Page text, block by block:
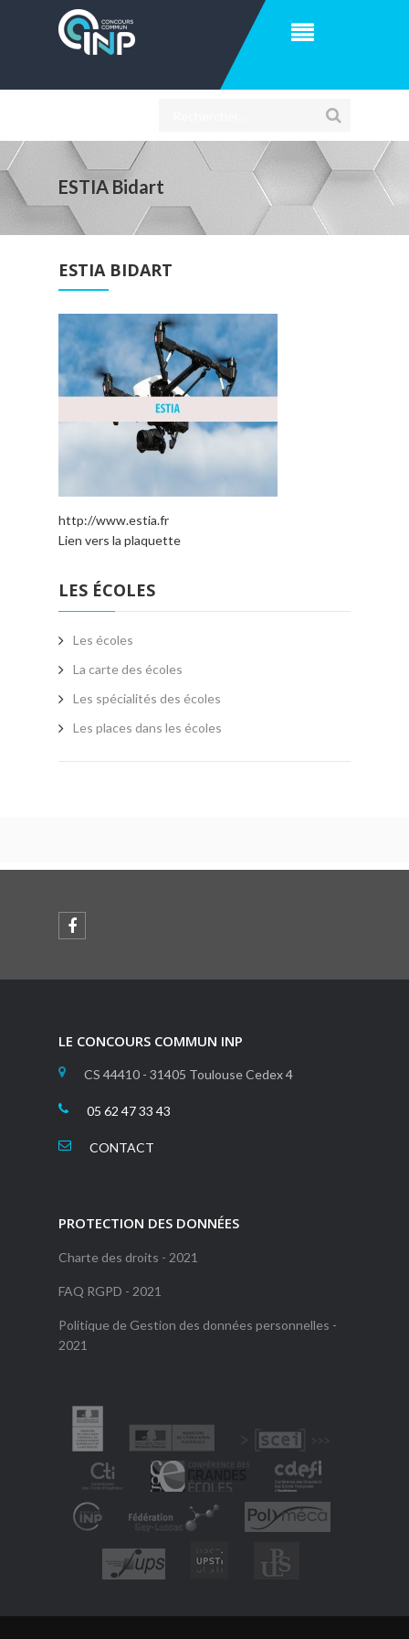
ESTIA Bidart
ESTIA BIDART
http://www.estia.fr
Lien vers la plaquette
LES ÉCOLES
Les écoles
La carte des écoles
Les spécialités des écoles
Les places dans les écoles
LE CONCOURS COMMUN INP
CS 44410 - 31405 Toulouse Cedex 4
05 62 47 33 43
CONTACT
PROTECTION DES DONNÉES
Charte des droits - 2021
FAQ RGPD - 2021
Politique de Gestion des données personnelles -
2021